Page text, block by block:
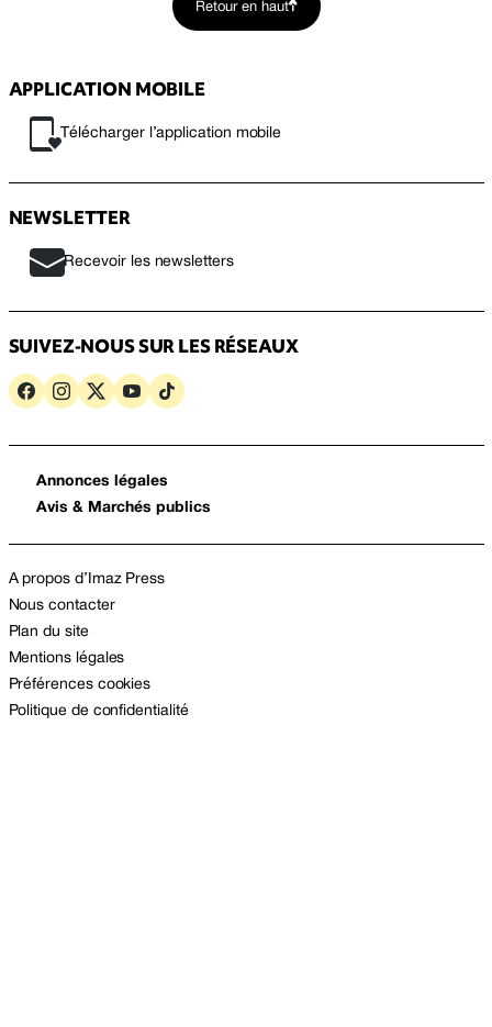
Retour en haut
APPLICATION MOBILE
Télécharger l’application mobile
NEWSLETTER
Recevoir les newsletters
SUIVEZ-NOUS SUR LES RÉSEAUX
Annonces légales
Avis & Marchés publics
A propos d’Imaz Press
Nous contacter
Plan du site
Mentions légales
Préférences cookies
Politique de confidentialité